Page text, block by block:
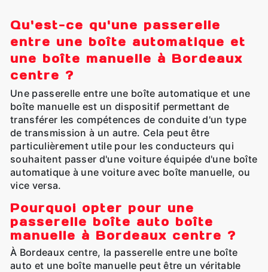
Qu'est-ce qu'une passerelle
entre une boîte automatique et
une boîte manuelle à Bordeaux
centre ?
Une passerelle entre une boîte automatique et une
boîte manuelle est un dispositif permettant de
transférer les compétences de conduite d'un type
de transmission à un autre. Cela peut être
particulièrement utile pour les conducteurs qui
souhaitent passer d'une voiture équipée d'une boîte
automatique à une voiture avec boîte manuelle, ou
vice versa.
Pourquoi opter pour une
passerelle boîte auto boîte
manuelle à Bordeaux centre ?
À Bordeaux centre, la passerelle entre une boîte
auto et une boîte manuelle peut être un véritable